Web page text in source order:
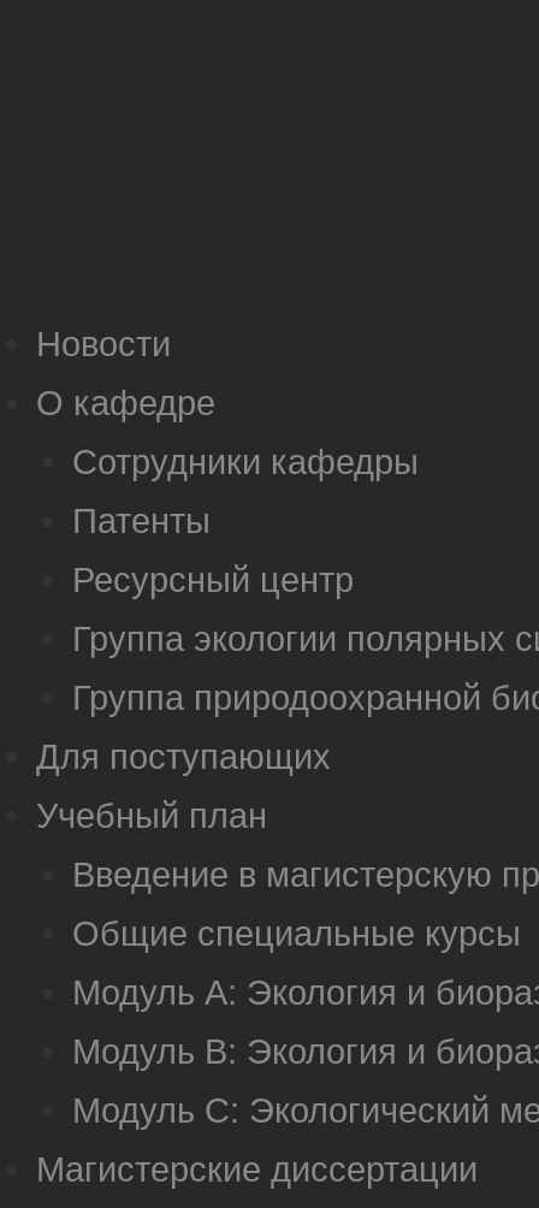
Новости
О кафедре
Сотрудники кафедры
Патенты
Ресурсный центр
Группа экологии полярных
Группа природоохранной
Для поступающих
Учебный план
Введение в магистерскую
Общие специальные курсы
Модуль А: Экология и
Модуль B: Экология и
Модуль C: Экологический
Магистерские диссертации